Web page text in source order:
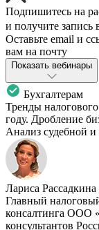
Подпишитесь на
и получите запись
Оставьте email и
вам на почту
Показать вебинары
Бухгалтерам
Тренды
году. Дробление
Анализ судебной
Лариса Рассадкина
Главный
консалтинга ООО
консультантов